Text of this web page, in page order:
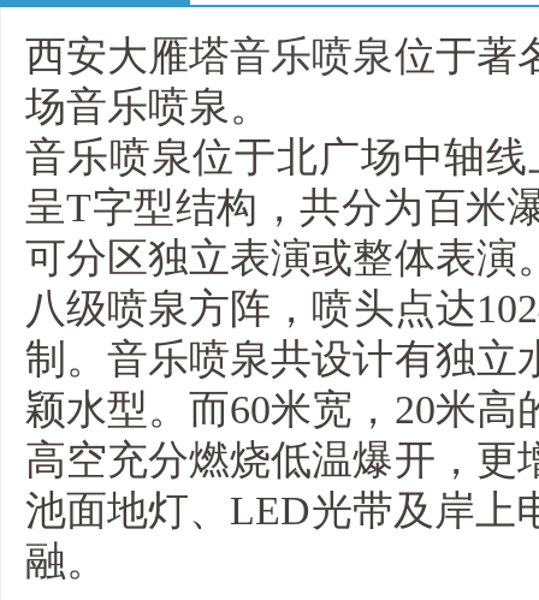
西安大雁塔音乐喷泉位于著
场音乐喷泉。
音乐喷泉位于北广场中轴
呈T字型结构，共分为百米
可分区独立表演或整体表演
八级喷泉方阵，喷头点达
制。音乐喷泉共设计有独立
颖水型。而60米宽，20米
高空充分燃烧低温爆开，更
池面地灯、LED光带及岸上
融。